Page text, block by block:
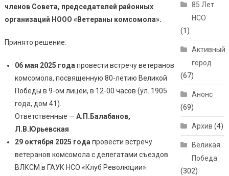
членов Совета, председателей районных
организаций НООО «Ветераны комсомола».
Принято решение:
06 мая 2025 года провести встречу ветеранов
комсомола, посвященную 80-летию Великой
Победы в 9-ом лицеи, в 12-00 часов (ул. 1905
года, дом 41).
Ответственные — А.П.Балабанов,
Л.В.Юрьевская
29 октября 2025 года провести встречу
ветеранов комсомола с делегатами съездов
ВЛКСМ в ГАУК НСО «Клуб Революции».
85 Лет
НСО
(1)
Активный
город
(67)
Анонс
(69)
Архив (4)
Великая
Победа
(302)